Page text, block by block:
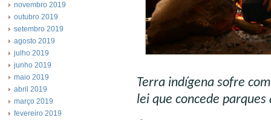
novembro 2019
outubro 2019
setembro 2019
agosto 2019
julho 2019
junho 2019
maio 2019
abril 2019
março 2019
fevereiro 2019
Terra indígena sofre
lei que concede